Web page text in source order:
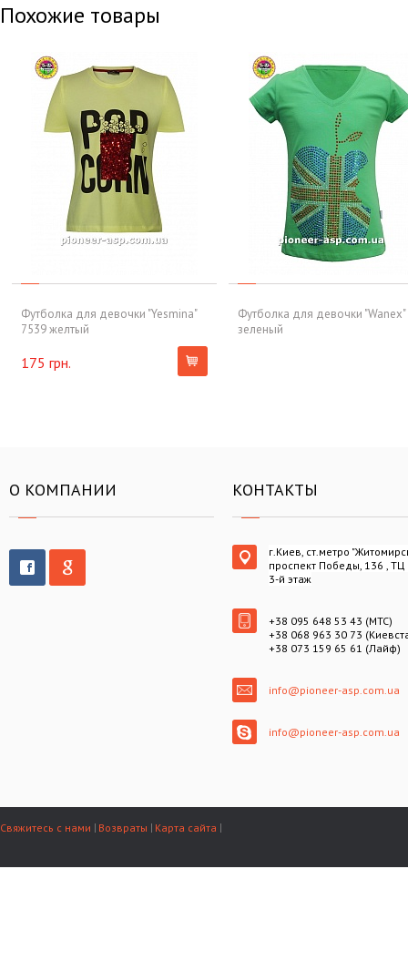
Похожие товары
Футболка для девочки "Yesmina"
7539 желтый
175 грн.
Футболка для девочки "Wanex"
зеленый
О КОМПАНИИ КОНТАКТЫ
г.Киев, ст.метро
проспект Победы, 136 , ТЦ
3-й этаж
+38 095 648 53 43 (МТС)
+38 068 963 30 73
+38 073 159 65 61 (Лайф)
info@pioneer-asp.com.ua
info@pioneer-asp.com.ua
Свяжитесь с нами Возвраты Карта сайта